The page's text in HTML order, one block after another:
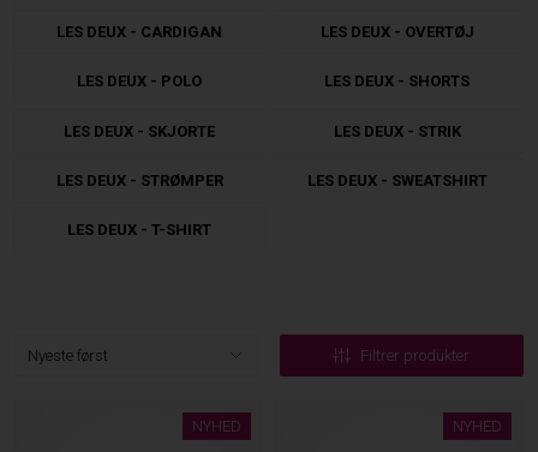
LES DEUX - CARDIGAN LES DEUX - OVERTØJ
LES DEUX - POLO LES DEUX - SHORTS
LES DEUX - SKJORTE LES DEUX - STRIK
LES DEUX - STRØMPER LES DEUX - SWEATSHIRT
LES DEUX - T-SHIRT
Filtrer produkter
NYHED NYHED